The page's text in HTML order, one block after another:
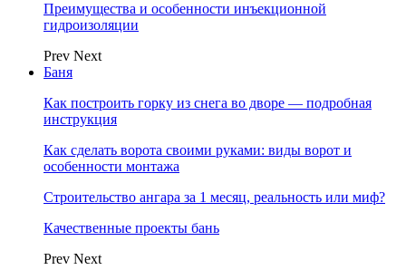
Преимущества и особенности инъекционной
гидроизоляции
Prev Next
Баня
Как построить горку из снега во дворе — подробная
инструкция
Как сделать ворота своими руками: виды ворот и
особенности монтажа
Строительство ангара за 1 месяц, реальность или миф?
Качественные проекты бань
Prev Next